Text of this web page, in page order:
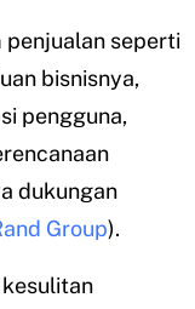
seperti
bisnisnya,
pengguna,
dukungan
Group).